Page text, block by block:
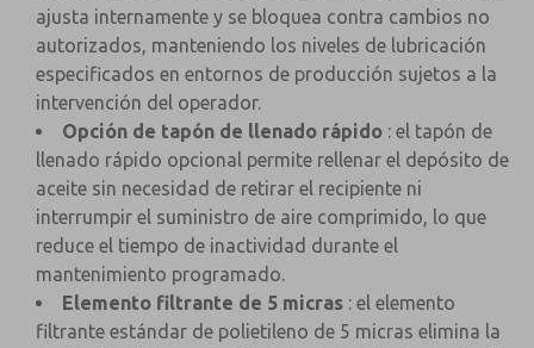
ajusta internamente y se bloquea contra cambios no
autorizados, manteniendo los niveles de lubricación
especificados en entornos de producción sujetos a la
intervención del operador.
Opción de tapón de llenado rápido : el tapón de
llenado rápido opcional permite rellenar el depósito de
aceite sin necesidad de retirar el recipiente ni
interrumpir el suministro de aire comprimido, lo que
reduce el tiempo de inactividad durante el
mantenimiento programado.
Elemento filtrante de 5 micras : el elemento
filtrante estándar de polietileno de 5 micras elimina la